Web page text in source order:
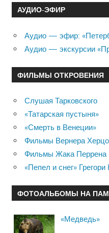
АУДИО-ЭФИР
Аудио — эфир:
Аудио — экскурсии
ФИЛЬМЫ ОТКРОВЕНИЯ
Слушая Тарковского
«Татарская пустыня»
«Смерть в Венеции»
Фильмы Вернера
Фильмы Жака Перрена
«Пепел и снег»
ФОТОАЛЬБОМЫ НА
«Медведь»